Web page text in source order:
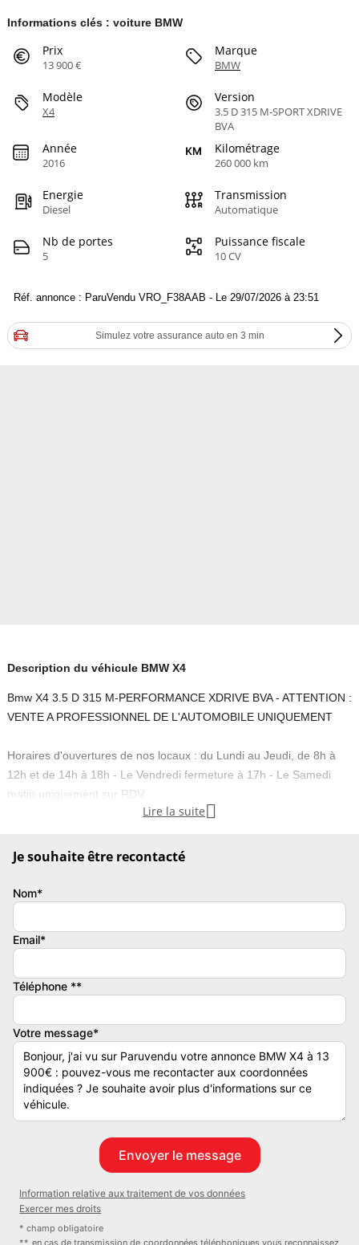
Informations clés : voiture BMW
Prix
13 900 €
Marque
BMW
Modèle
X4
Version
3.5 D 315 M-SPORT XDRIVE
BVA
Année
2016
Kilométrage
260 000 km
Energie
Diesel
Transmission
Automatique
Nb de portes
5
Puissance fiscale
10 CV
Réf. annonce : ParuVendu VRO_F38AAB - Le 29/07/2026 à 23:51
Simulez votre assurance auto en 3 min
Description du véhicule BMW X4
Bmw X4 3.5 D 315 M-PERFORMANCE XDRIVE BVA - ATTENTION :
VENTE A PROFESSIONNEL DE L'AUTOMOBILE UNIQUEMENT
Horaires d'ouvertures de nos locaux : du Lundi au Jeudi, de 8h à
12h et de 14h à 18h - Le Vendredi fermeture à 17h - Le Samedi
matin uniquement sur RDV.
contractuelles et fournies uniquement à titre indicatif, sous réserve
boite 6 vitesses, hayon électrique, configuration 5PL, fermeture
électrique,
Couleur
Gris
Gris
Lire la suite 
Je souhaite être recontacté
Nom*
Email*
Téléphone **
Votre message*
Information relative aux traitement de vos données
Exercer mes droits
* champ obligatoire